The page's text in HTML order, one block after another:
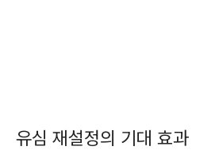
유심 재설정의 기대 효과